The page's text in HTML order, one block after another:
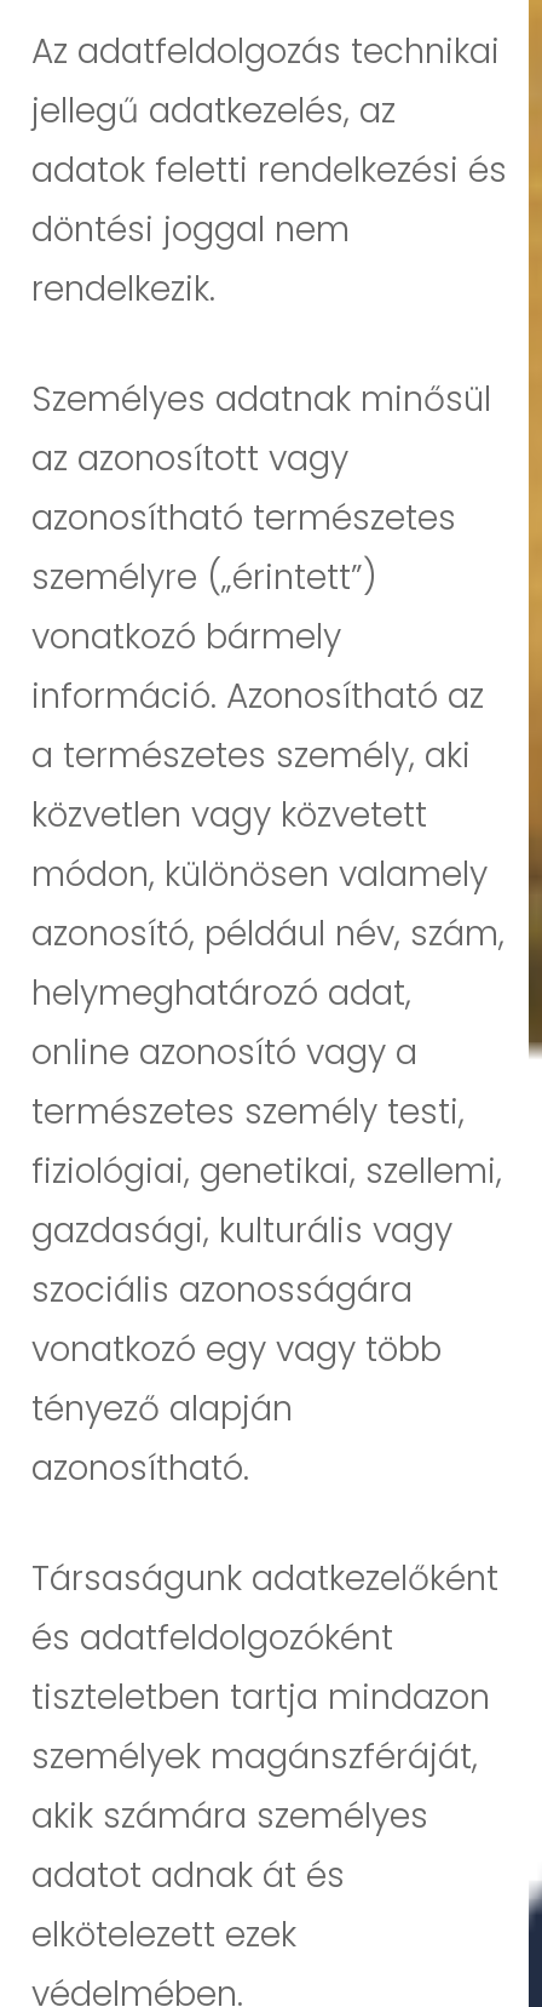
Az adatfeldolgozás technikai
jellegű adatkezelés, az
adatok feletti rendelkezési és
döntési joggal nem
rendelkezik.
Személyes adatnak minősül
az azonosított vagy
azonosítható természetes
személyre („érintett”)
vonatkozó bármely
információ. Azonosítható az
a természetes személy, aki
közvetlen vagy közvetett
módon, különösen valamely
azonosító, például név, szám,
helymeghatározó adat,
online azonosító vagy a
természetes személy testi,
fiziológiai, genetikai, szellemi,
gazdasági, kulturális vagy
szociális azonosságára
vonatkozó egy vagy több
tényező alapján
azonosítható.
Társaságunk adatkezelőként
és adatfeldolgozóként
tiszteletben tartja mindazon
személyek magánszféráját,
akik számára személyes
adatot adnak át és
elkötelezett ezek
védelmében.